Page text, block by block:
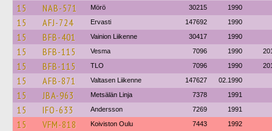
15 NAB-571 Mörö 30215 1990
15 AFJ-724 Ervasti 147692 1990
15 BFB-401 Vainion Liikenne 30417 1990
15 BFB-115 Vesma 7096 1990
15 BFB-115 TLO 7096 1990
15 AFB-871 Valtasen Liikenne 147627 02.1990
15 JBA-963 Metsälän Linja 7378 1991
15 IFO-633 Andersson 7269 1991
15 VFM-818 Koiviston Oulu 7443 1992